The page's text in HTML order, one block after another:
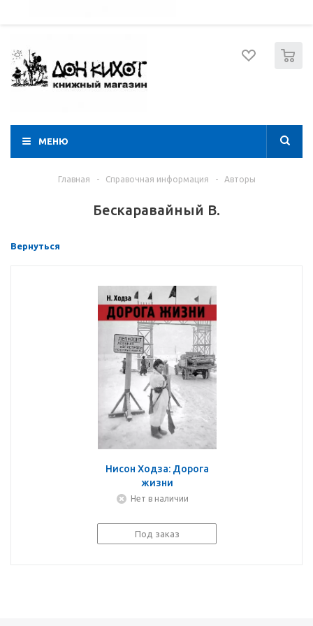
МЕНЮ
Главная - Справочная информация - Авторы
Бескаравайный В.
Вернуться
Нисон Ходза: Дорога
жизни
Нет в наличии
Под заказ